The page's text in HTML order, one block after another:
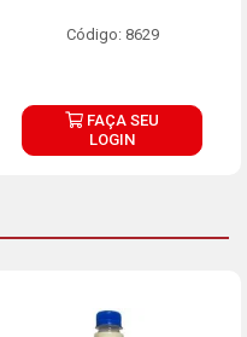
Código: 8629
FAÇA SEU
LOGIN